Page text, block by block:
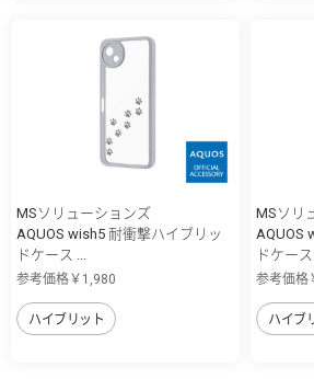
MSソリューションズ
AQUOS wish5 耐衝撃ハイブリッ
ドケース ...
参考価格￥1,980
ハイブリット
MSソリ
AQUOS
ドケース
参考価格
ハイブ